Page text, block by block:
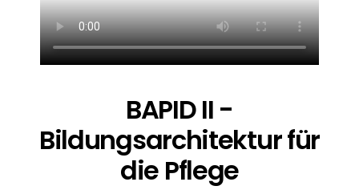
BAPID II -
Bildungsarchitektur für
die Pflege